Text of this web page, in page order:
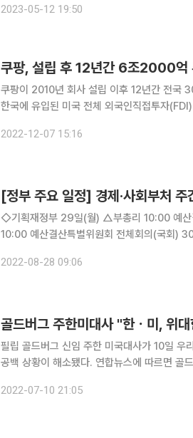
2023-05-12 19:50
쿠팡, 설립 후 12년간 6조2000억
쿠팡이 2010년 회사 설립 이후 12년간 전국
한국에 유입된 미국 전체 외국인직접투자
자리에서 이같이 밝혔다. 이 행사에는 필립 골드
2022-12-07 15:16
[정부 주요 일정] 경제·사회부처
◇기획재정부 29일(월) △부총리 10:00 예산결산특별위원회 전체회의(국회) △기재부 2차관
10:00 예산결산특별위원회 전체회의(국회) 30일(화) △부총리 10:00 국무회의(서울청사) △기재
지) 31일(수) △부총리 15:30 소비
2022-08-28 09:06
골드버그 주한미대사 "한ㆍ미, 위
필립 골드버그 신임 주한 미국대사가 10일 우
공백 상황이 해소됐다. 연합뉴스에 따르면 골드버그 대사는 이날 오후 인천공항을 통해 입국한 뒤
하기 위해 함께 많은 일을 할 수 있다"고 말했다
2022-07-10 21:05